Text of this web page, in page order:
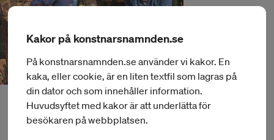
Kakor på konstnarsnamnden.se
På konstnarsnamnden.se använder vi kakor. En
kaka, eller cookie, är en liten textfil som lagras på
din dator och som innehåller information.
Huvudsyftet med kakor är att underlätta för
besökaren på webbplatsen.